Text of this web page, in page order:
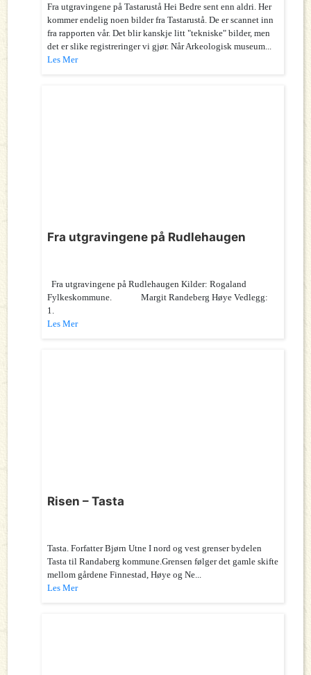
Fra utgravingene på Tastarustå Hei Bedre sent enn aldri. Her
kommer endelig noen bilder fra Tastarustå. De er scannet inn
fra rapporten vår. Det blir kanskje litt "tekniske" bilder, men
det er slike registreringer vi gjør. Når Arkeologisk museum...
Les Mer
Fra utgravingene på Rudlehaugen
Fra utgravingene på Rudlehaugen Kilder: Rogaland
Fylkeskommune. Margit Randeberg Høye Vedlegg:
1.
Les Mer
Risen – Tasta
Tasta. Forfatter Bjørn Utne I nord og vest grenser bydelen
Tasta til Randaberg kommune.Grensen følger det gamle skifte
mellom gårdene Finnestad, Høye og Ne...
Les Mer